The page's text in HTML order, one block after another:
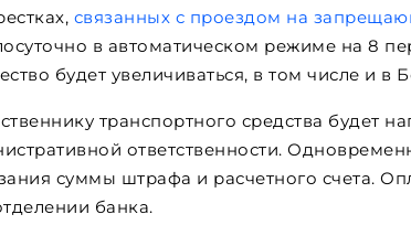
связанных с проездом на
в автоматическом режиме на 8
будет увеличиваться, в том числе и в
транспортного средства будет
ответственности.
суммы штрафа и расчетного счета.
банка.